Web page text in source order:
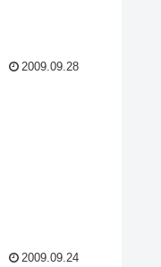
2009.09.28
2009.09.24